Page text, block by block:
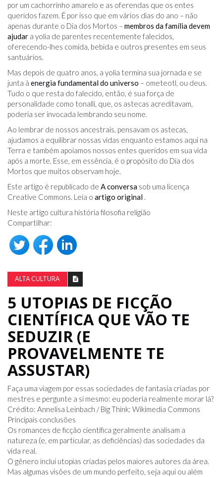
por um cachorrinho amarelo e as oferendas que os entes
queridos fazem. É por isso que em vários dias do ano – não
apenas durante o Dia dos Mortos – membros da família devem
ajudar a yolia de parentes recentemente falecidos,
oferecendo-lhes comida, bebida e outros presentes em seus
santuários.
Mas depois de quatro anos, a yolia termina sua jornada e se
junta à energia fundamental do universo – ometeotl, ou deus.
Tudo o que resta do falecido, então, é sua força de
personalidade como tonalli, que, os astecas acreditavam,
poderia ser invocada lembrando seu nome.
Ao lembrar de nossos ancestrais, pensavam os astecas,
ajudamos a equilibrar nossas vidas enquanto estamos aqui na
Terra e também apoiamos nossos entes queridos em sua vida
após a morte. Esse, em essência, é o propósito do Dia dos
Mortos que muitos observam hoje.
Este artigo é republicado de A conversa sob uma licença
Creative Commons. Leia o artigo original .
Neste artigo cultura história filosofia religião
Compartilhar:
ALTA CULTURA
5 UTOPIAS DE FICÇÃO
CIENTÍFICA QUE VÃO TE
SEDUZIR (E
PROVAVELMENTE TE
ASSUSTAR)
Faça uma viagem por essas sociedades de fantasia criadas por
mestres e pergunte a si mesmo: eu poderia realmente morar lá?
Crédito: Annelisa Leinbach / Big Think; Wikimedia Commons
Principais conclusões
Os romances de ficção científica geralmente analisam a
natureza (e, em particular, as deficiências) das sociedades da
vida real.
O gênero inclui utopias criadas pelos maiores autores da área.
Mas algumas visões de um mundo perfeito, seja aqui ou além